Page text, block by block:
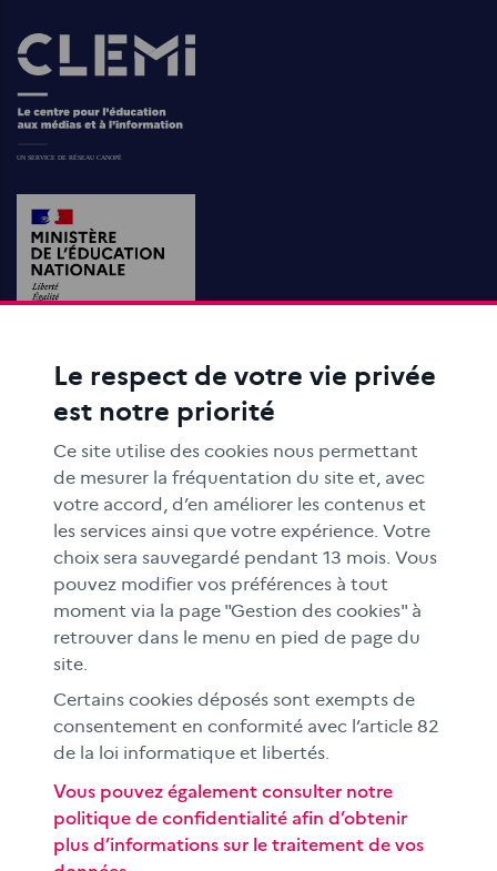
Images
ACTIONS ÉDUCATIVES
FORMATION
RESSOURCES
MÉDIAS SCOLAIRES
FAMILLES
Le CLEMI
En académies
À l'international
CLEMI sup
Espace presse
Si vous souhaitez vous abonner gratuitement à la lettre
d'information mensuelle du CLEMI, cliquezici →
Le respect de votre vie privée
est notre priorité
Ce site utilise des cookies nous permettant
de mesurer la fréquentation du site et, avec
votre accord, d’en améliorer les contenus et
les services ainsi que votre expérience. Votre
choix sera sauvegardé pendant 13 mois. Vous
pouvez modifier vos préférences à tout
moment via la page "Gestion des cookies" à
retrouver dans le menu en pied de page du
site.
Certains cookies déposés sont exempts de
consentement en conformité avec l’article 82
de la loi informatique et libertés.
Vous pouvez également consulter notre
politique de confidentialité afin d’obtenir
plus d’informations sur le traitement de vos